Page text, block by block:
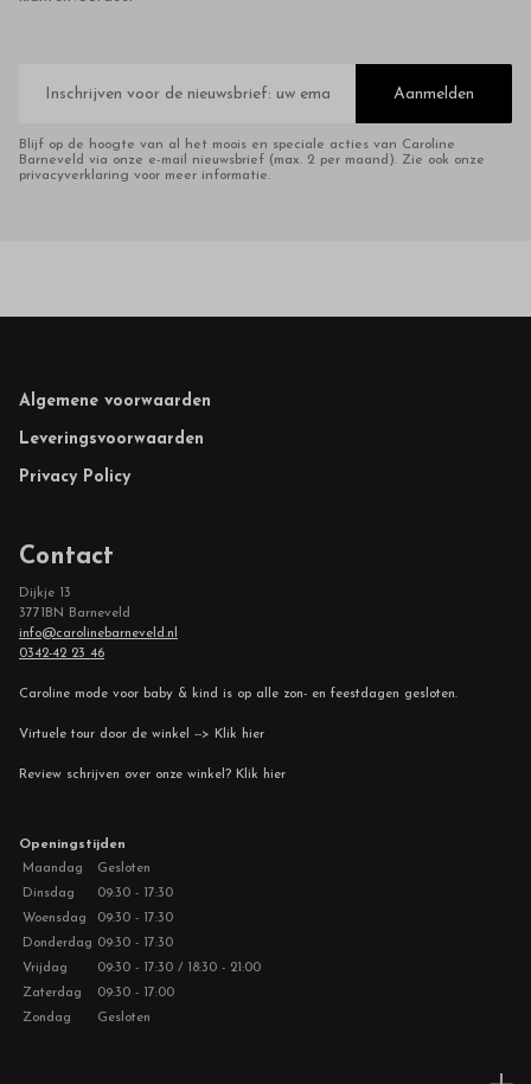
mailadres
Aanmelden
Blijf op de hoogte van al het moois en speciale acties van Caroline
Barneveld via onze e-mail nieuwsbrief (max. 2 per maand). Zie ook onze
privacyverklaring voor meer informatie.
Footer
Algemene voorwaarden
Leveringsvoorwaarden
Privacy Policy
Contact
Dijkje 13
3771BN Barneveld
info@carolinebarneveld.nl
0342-42 23 46
Caroline mode voor baby & kind is op alle zon- en feestdagen gesloten.
Virtuele tour door de winkel --> Klik hier
Review schrijven over onze winkel? Klik hier
Openingstijden
Maandag
Gesloten
Dinsdag
09:30 - 17:30
Woensdag
09:30 - 17:30
Donderdag 09:30 - 17:30
Vrijdag
09:30 - 17:30 / 18:30 - 21:00
Zaterdag
09:30 - 17:00
Zondag
Gesloten